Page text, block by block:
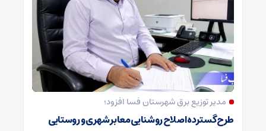
مدیر توزیع برق شهرستان فسا افزود؛
طرح گسترده اصلاح روشنایی معابر شهری و روستایی